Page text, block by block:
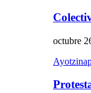
octubre